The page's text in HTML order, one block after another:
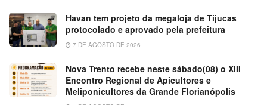
Havan tem projeto da megaloja de Tijucas
protocolado e aprovado pela prefeitura
7 DE AGOSTO DE 2026
Nova Trento recebe neste sábado(08) o XIII
Encontro Regional de Apicultores e
Meliponicultores da Grande Florianópolis